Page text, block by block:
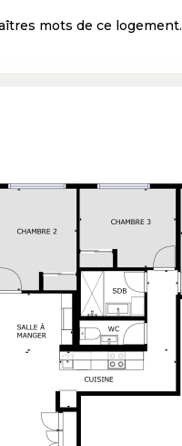
mots de ce logement.